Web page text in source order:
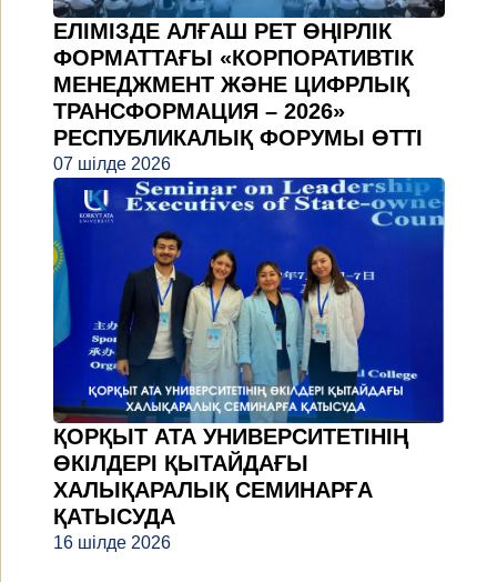
ЕЛІМІЗДЕ АЛҒАШ РЕТ ӨҢІРЛІК
ФОРМАТТАҒЫ «КОРПОРАТИВТІК
МЕНЕДЖМЕНТ ЖӘНЕ ЦИФРЛЫҚ
ТРАНСФОРМАЦИЯ – 2026»
РЕСПУБЛИКАЛЫҚ ФОРУМЫ ӨТТІ
07 шілде 2026
ҚОРҚЫТ АТА УНИВЕРСИТЕТІНІҢ
ӨКІЛДЕРІ ҚЫТАЙДАҒЫ
ХАЛЫҚАРАЛЫҚ СЕМИНАРҒА
ҚАТЫСУДА
16 шілде 2026